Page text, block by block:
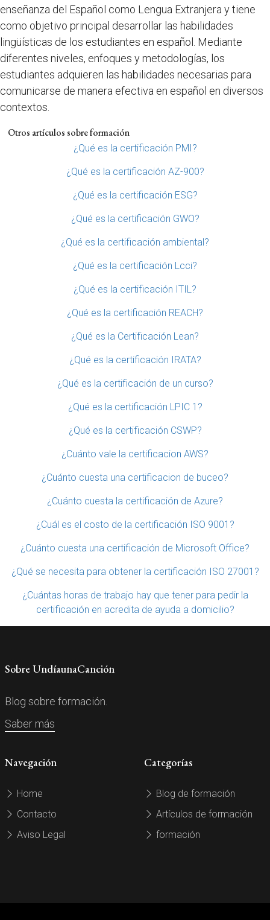
enseñanza del Español como Lengua Extranjera y tiene
como objetivo principal desarrollar las habilidades
lingüísticas de los estudiantes en español. Mediante
diferentes niveles, enfoques y metodologías, los
estudiantes adquieren las habilidades necesarias para
comunicarse de manera efectiva en español en diversos
contextos.
Otros artículos sobre formación
¿Qué es la certificación PMI?
¿Qué es la certificación AZ-900?
¿Qué es la certificación ESG?
¿Qué es la certificación GWO?
¿Qué es la certificación ambiental?
¿Qué es la certificación Lcci?
¿Qué es la certificación ITIL?
¿Qué es la certificación REACH?
¿Qué es la Certificación Lean?
¿Qué es la certificación IRATA?
¿Qué es la certificación de un curso?
¿Qué es la certificación LPIC 1?
¿Qué es la certificación CSWP?
¿Cuánto vale la certificacion AWS?
¿Cuánto cuesta una certificacion de buceo?
¿Cuánto cuesta la certificación de Azure?
¿Cuál es el costo de la certificación ISO 9001?
¿Cuánto cuesta una certificación de Microsoft Office?
¿Qué se necesita para obtener la certificación ISO 27001?
¿Cuántas horas de trabajo hay que tener para pedir la
certificación en acredita de ayuda a domicilio?
Sobre UndíaunaCanción
Blog sobre formación.
Saber más
Navegación
Home
Contacto
Aviso Legal
Categorías
Blog de formación
Artículos de formación
formación